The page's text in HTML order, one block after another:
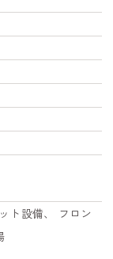
ト設備、 フロン